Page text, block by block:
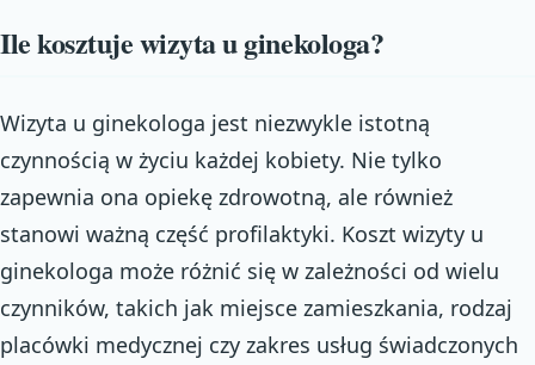
Ile kosztuje wizyta u ginekologa?
Wizyta u ginekologa jest niezwykle istotną
czynnością w życiu każdej kobiety. Nie tylko
zapewnia ona opiekę zdrowotną, ale również
stanowi ważną część profilaktyki. Koszt wizyty u
ginekologa może różnić się w zależności od wielu
czynników, takich jak miejsce zamieszkania, rodzaj
placówki medycznej czy zakres usług świadczonych